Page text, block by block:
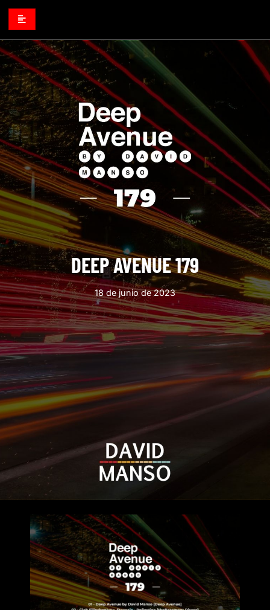
DEEP AVENUE 179
18 de junio de 2023